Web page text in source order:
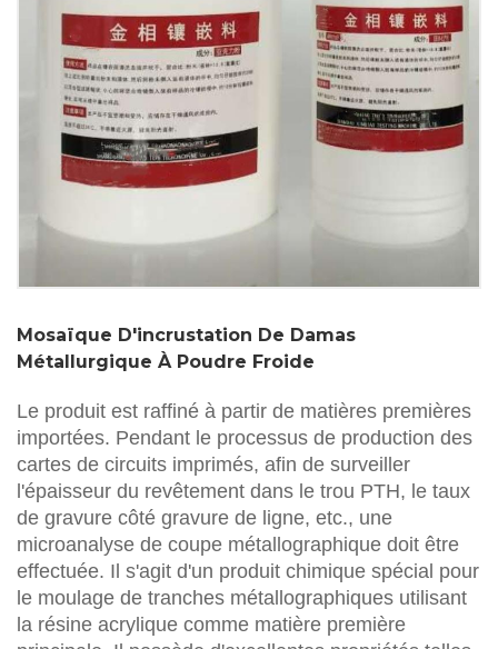
Mosaïque D'incrustation De Damas
Métallurgique À Poudre Froide
Le produit est raffiné à partir de matières premières
importées. Pendant le processus de production des
cartes de circuits imprimés, afin de surveiller
l'épaisseur du revêtement dans le trou PTH, le taux
de gravure côté gravure de ligne, etc., une
microanalyse de coupe métallographique doit être
effectuée. Il s'agit d'un produit chimique spécial pour
le moulage de tranches métallographiques utilisant
la résine acrylique comme matière première